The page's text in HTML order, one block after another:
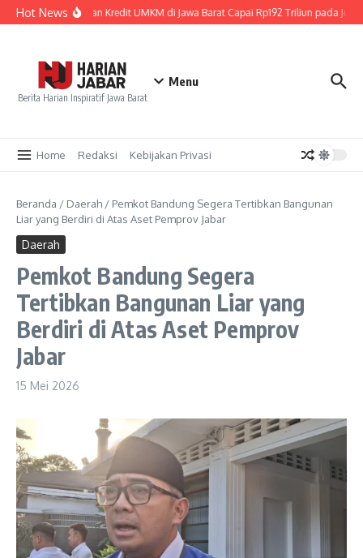
Lewati ke konten
Hot NewsPenyaluran Kredit UMKM di Jawa Barat Capai Rp192 Triliun pada Juni
Berita Harian Inspiratif Jawa Barat
Menu
Home Redaksi Kebijakan Privasi
Beranda / Daerah / Pemkot Bandung Segera Tertibkan Bangunan
Liar yang Berdiri di Atas Aset Pemprov Jabar
Daerah
Pemkot Bandung Segera
Tertibkan Bangunan Liar yang
Berdiri di Atas Aset Pemprov
Jabar
15 Mei 2026